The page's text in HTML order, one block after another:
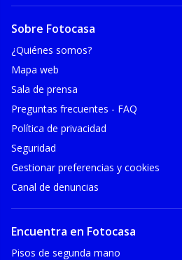
Sobre Fotocasa
¿Quiénes somos?
Mapa web
Sala de prensa
Preguntas frecuentes - FAQ
Política de privacidad
Seguridad
Gestionar preferencias y cookies
Canal de denuncias
Encuentra en Fotocasa
Pisos de segunda mano